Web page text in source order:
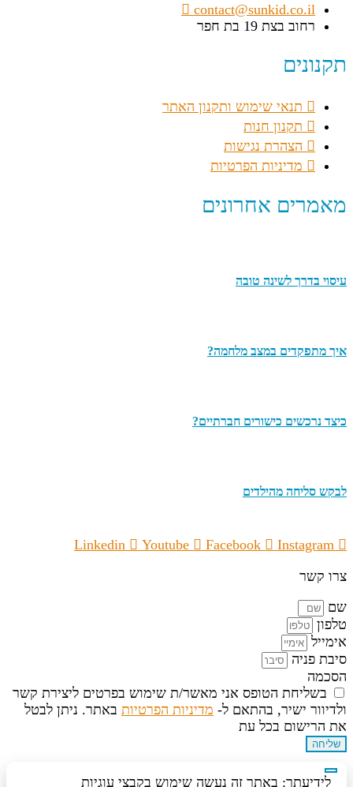
contact@sunkid.co.il
רחוב בצת 19 בת חפר
תקנונים
תנאי שימוש ותקנון האתר
תקנון חנות
הצהרת נגישות
מדיניות הפרטיות
מאמרים אחרונים
עיסוי בדרך לשינה טובה
איך מתפקדים במצב מלחמה?
כיצד נרכשים כישורים חברתיים?
לבקש סליחה מהילדים
Linkedin Youtube Facebook
Instagram
צרו קשר
שם
טלפון
אימייל
סיבת פניה
הסכמה
בשליחת הטופס אני מאשר/ת שימוש בפרטים ליצירת קשר
ולדיוור ישיר, בהתאם ל- מדיניות הפרטיות באתר. ניתן לבטל
את הרישום בכל עת
שליחה
לידיעתך: באתר זה נעשה שימוש בקבצי עוגיות